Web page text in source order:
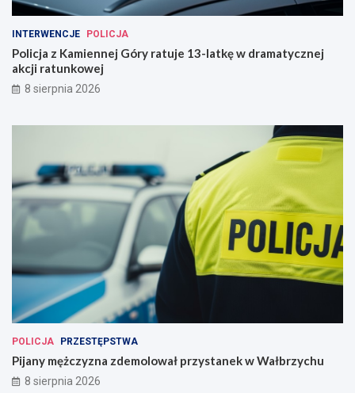
INTERWENCJE POLICJA
Policja z Kamiennej Góry ratuje 13-latkę w dramatycznej
akcji ratunkowej
8 sierpnia 2026
POLICJA PRZESTĘPSTWA
Pijany mężczyzna zdemolował przystanek w Wałbrzychu
8 sierpnia 2026